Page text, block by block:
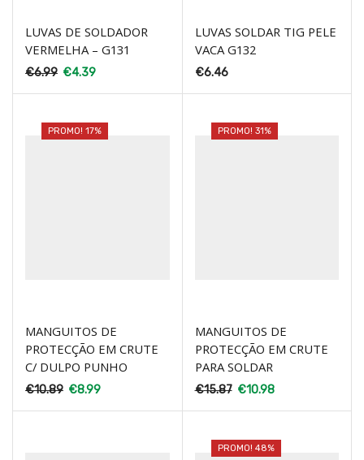
LUVAS DE SOLDADOR
VERMELHA – G131
€6.99 €4.39
LUVAS SOLDAR TIG PELE
VACA G132
€6.46
PROMO! 17%
MANGUITOS DE
PROTECÇÃO EM CRUTE
C/ DULPO PUNHO
€10.89 €8.99
PROMO! 31%
MANGUITOS DE
PROTECÇÃO EM CRUTE
PARA SOLDAR
€15.87 €10.98
PROMO! 48%